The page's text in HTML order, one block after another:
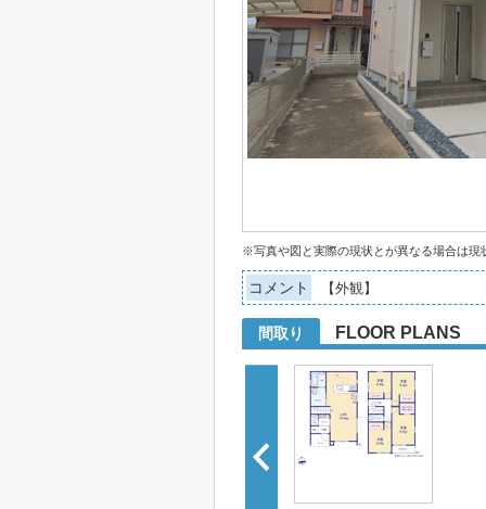
※写真や図と実際の現状とが異なる場合は現
コメント 【外観】
間取り FLOOR PLANS